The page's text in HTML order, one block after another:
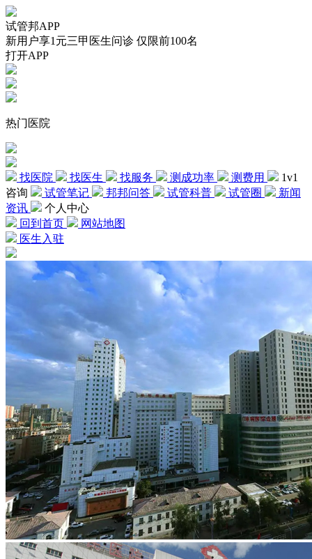
试管邦APP
新用户享1元三甲医生问诊 仅限前100名
打开APP
热门医院
找医院 找医生 找服务 测成功率 测费用
1v1
咨询
试管笔记 邦邦问答 试管科普 试管圈
新闻
资讯
个人中心
回到首页
网站地图
医生入驻